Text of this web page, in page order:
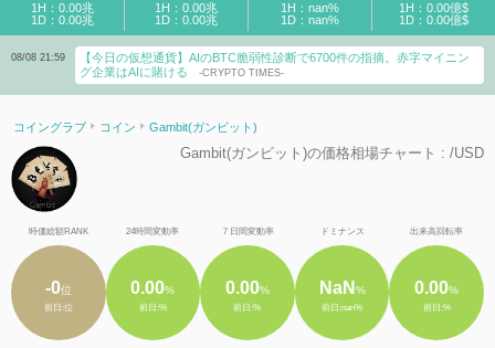
1H：0.00兆
1D：0.00兆
1H：0.00兆
1D：0.00兆
1H：nan%
1D：nan%
1H：0.00億$
1D：0.00億$
08/08 21:59
【今日の仮想通貨】AIのBTC脆弱性診断で6700件の指摘。赤字マイニン
グ企業はAIに賭ける
-CRYPTO TIMES-
コイングラブ コイン Gambit(ガンビット)
Gambit(ガンビット)の価格相場チャート : /USD
時価総額RANK
-0位
前日:位
24時間変動率
0.00%
前日:%
７日間変動率
0.00%
前日:%
ドミナンス
NaN %
前日:nan%
出来高回転率
0.00%
前日:%